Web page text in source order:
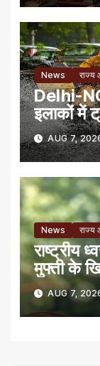
News राज्य
Delhi-
इलाकों में
AUG 7,
News राज्य
राष्ट्रीय
मुफ्ती के
AUG 7,